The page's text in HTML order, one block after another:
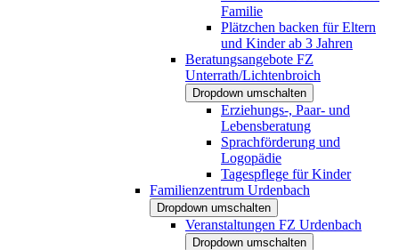
Familie
Plätzchen backen für Eltern
und Kinder ab 3 Jahren
Beratungsangebote FZ
Unterrath/Lichtenbroich
Dropdown umschalten
Erziehungs-, Paar- und
Lebensberatung
Sprachförderung und
Logopädie
Tagespflege für Kinder
Familienzentrum Urdenbach
Dropdown umschalten
Veranstaltungen FZ Urdenbach
Dropdown umschalten